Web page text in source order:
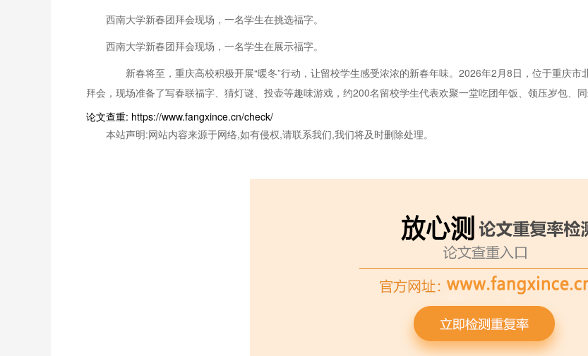
西南大学新春团拜会现场，一名学生在挑选福字。
西南大学新春团拜会现场，一名学生在展示福字。
新春将至，重庆高校积极开展“暖冬”行动，让留校学生感受浓浓的新春年味。2026年2月8日，位于重庆市
拜会，现场准备了写春联福字、猜灯谜、投壶等趣味游戏，约200名留校学生代表欢聚一堂吃团年饭、领压岁包、
论文查重: https://www.fangxince.cn/check/
本站声明:网站内容来源于网络,如有侵权,请联系我们,我们将及时删除处理。